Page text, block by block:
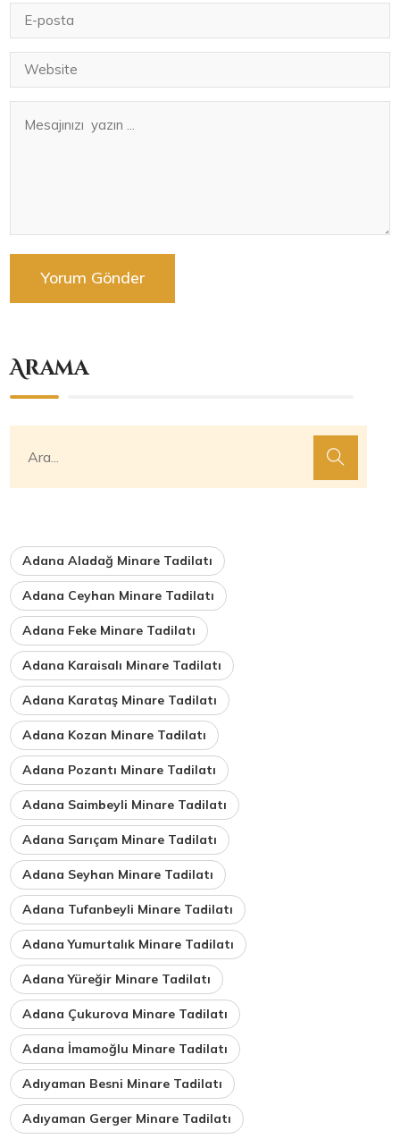
Arama
Adana Aladağ Minare Tadilatı
Adana Ceyhan Minare Tadilatı
Adana Feke Minare Tadilatı
Adana Karaisalı Minare Tadilatı
Adana Karataş Minare Tadilatı
Adana Kozan Minare Tadilatı
Adana Pozantı Minare Tadilatı
Adana Saimbeyli Minare Tadilatı
Adana Sarıçam Minare Tadilatı
Adana Seyhan Minare Tadilatı
Adana Tufanbeyli Minare Tadilatı
Adana Yumurtalık Minare Tadilatı
Adana Yüreğir Minare Tadilatı
Adana Çukurova Minare Tadilatı
Adana İmamoğlu Minare Tadilatı
Adıyaman Besni Minare Tadilatı
Adıyaman Gerger Minare Tadilatı